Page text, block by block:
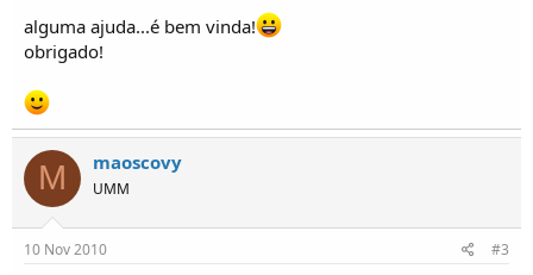
s
alguma ajuda...é bem vinda!
obrigado!
M maoscovy
UMM
10 Nov 2010 #3